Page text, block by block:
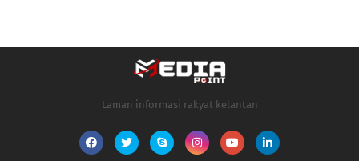
Laman informasi rakyat kelantan